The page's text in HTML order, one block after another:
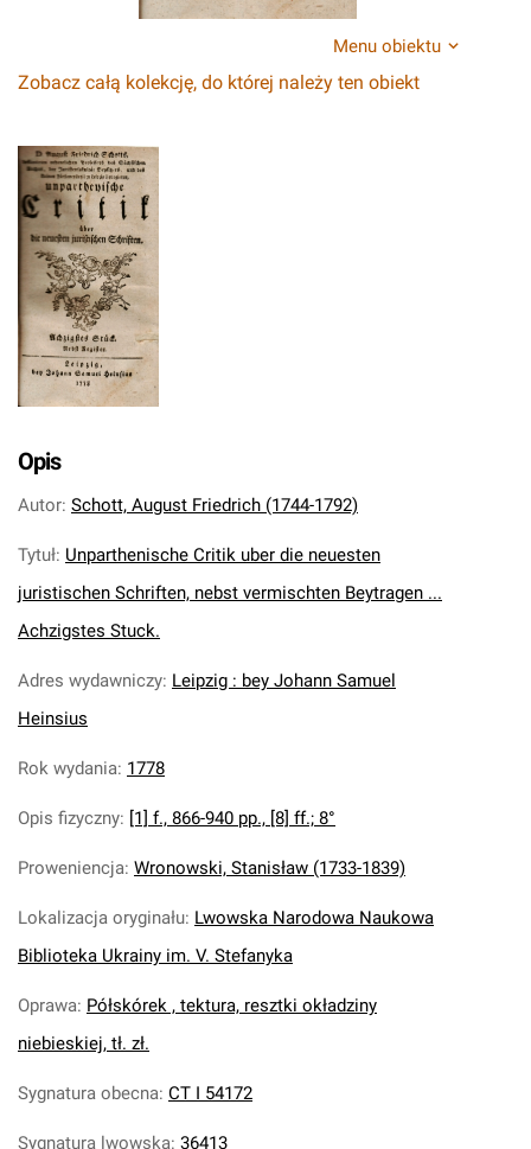
Menu obiektu
Zobacz całą kolekcję, do której należy ten obiekt
Opis
Autor: Schott, August Friedrich (1744-1792)
Tytuł: Unparthenische Critik uber die neuesten
juristischen Schriften, nebst vermischten Beytragen ...
Achzigstes Stuck.
Adres wydawniczy: Leipzig : bey Johann Samuel
Heinsius
Rok wydania: 1778
Opis fizyczny: [1] f., 866-940 pp., [8] ff.; 8°
Proweniencja: Wronowski, Stanisław (1733-1839)
Lokalizacja oryginału: Lwowska Narodowa Naukowa
Biblioteka Ukrainy im. V. Stefanyka
Oprawa: Półskórek , tektura, resztki okładziny
niebieskiej, tł. zł.
Sygnatura obecna: CT I 54172
Sygnatura lwowska: 36413